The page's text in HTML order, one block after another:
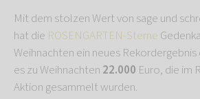
Mit dem stolzen Wert von sage und
hat die ROSENGARTEN-Sterne
Weihnachten ein neues
es zu Weihnachten 22.000 Euro, die im
Aktion gesammelt wurden.